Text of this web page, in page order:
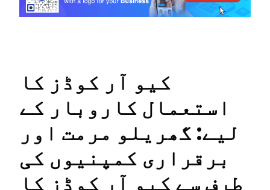
کیو آر کوڈز کا
استعمال کاروبار کے
لیے: گھریلو مرمت اور
برقراری کمپنیوں کی
طرف سے کیو آر کوڈز کا